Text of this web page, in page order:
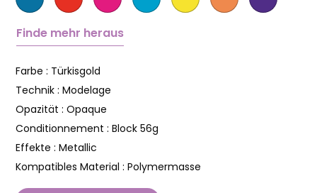
Finde mehr heraus
Farbe : Türkisgold
Technik : Modelage
Opazität : Opaque
Conditionnement : Block 56g
Effekte : Metallic
Kompatibles Material : Polymermasse